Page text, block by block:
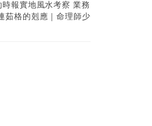
時報實地風水考察 業務
茹格的剋應｜命理師少